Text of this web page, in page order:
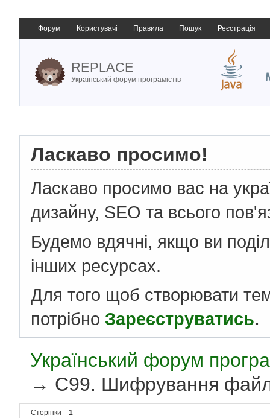
Форум Користувачі Правила Пошук Реєстрація
REPLACE
Український форум програмістів
Ласкаво просимо!
Ласкаво просимо вас на
дизайну, SEO та всього
Будемо вдячні, якщо ви
інших ресурсах.
Для того щоб створювати
потрібно Зареєструватись.
Український форум
→ С99. Шифрування
Сторінки 1